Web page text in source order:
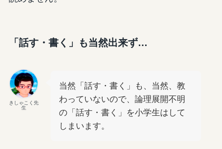
「話す・書く」も当然出来ず…
きしゃこく先
生
当然「話す・書く」も、当然、教
わっていないので、論理展開不明
の「話す・書く」を小学生はして
しまいます。